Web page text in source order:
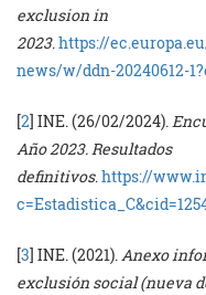
exclusion in
2023.https://
news/w/ddn-20240612-
[2] INE. (26/02/2024).
Año 2023. Resultados
definitivos.https://
[3] INE. (2021).Anexo
exclusión social (nueva